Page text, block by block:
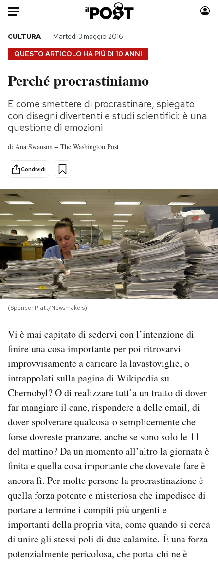
Auto
HOME
Italia
Politica
Tecnologia
Scienza
Cultura
Economia
Moda
Consumismi
Mondiali calcio 2026
PODCAST
NEWSLETTER
SHOP
CALENDARIO
AREA PERSONALE
Area Personale
Newsletter
Notifiche mobile
Regala il Post
Hai bisogno di aiuto?
Esci
QUESTO ARTICOLO HA PIÙ DI 10 ANNI
CULTURA Martedì 3 maggio 2016
Perché procrastiniamo
E come smettere di procrastinare, spiegato
con disegni divertenti e studi scientifici: è una
questione di emozioni
di Ana Swanson − The Washington Post
Condividi
(Spencer Platt/Newsmakers)
Vi è mai capitato di sedervi con l’intenzione di
finire una cosa importante per poi ritrovarvi
improvvisamente a caricare la lavastoviglie, o
intrappolati sulla pagina di Wikipedia su
Chernobyl? O di realizzare tutt’a un tratto di dover
far mangiare il cane, rispondere a delle email, di
dover spolverare qualcosa o semplicemente che
forse dovreste pranzare, anche se sono solo le 11
del mattino? Da un momento all’altro la giornata è
finita e quella cosa importante che dovevate fare è
ancora lì. Per molte persone la procrastinazione è
quella forza potente e misteriosa che impedisce di
portare a termine i compiti più urgenti e
importanti della propria vita, come quando si cerca
di unire gli stessi poli di due calamite. È una forza
potenzialmente pericolosa, che porta chi ne è